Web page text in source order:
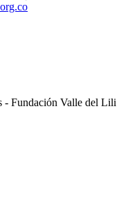
- Fundación Valle del Lili